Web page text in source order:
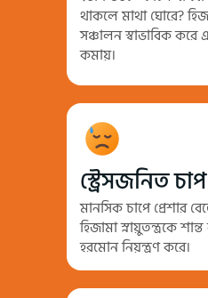
থাকলে মাথা ঘোরে?
সঞ্চালন স্বাভাবিক করে
কমায়।
স্ট্রেসজনিত
মানসিক চাপে প্রেশার
হিজামা স্নায়ুতন্ত্রকে
হরমোন নিয়ন্ত্রণ করে।